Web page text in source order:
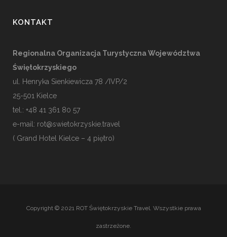
KONTAKT
Regionalna Organizacja Turystyczna Województwa
Świętokrzyskiego
ul. Henryka Sienkiewicza 78 /IVP/2
25-501 Kielce
tel.: +48 41 361 80 57
e-mail: rot@swietokrzyskie.travel
( Grand Hotel Kielce – 4 piętro)
Copyright © 2021 ROT Świętokrzyskie Travel. Wszystkie prawa
zastrzeżone.